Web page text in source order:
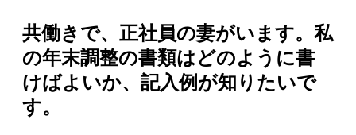
共働きで、正社員の妻がいます。私
の年末調整の書類はどのように書
けばよいか、記入例が知りたいで
す。